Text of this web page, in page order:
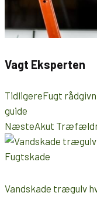
Vagt Eksperten
TidligereFugt
guide
NæsteAkut
Fugtskade
Vandskade trægulv